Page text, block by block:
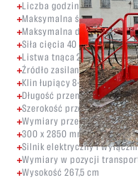
Liczba godzin pracy silnika
Maksymalna średnica kłody
Maksymalna długość
Siła cięcia 40 ton
Listwa tnąca 25"
Źródło zasilania PTO,
Klin łupiący 8-częściowy
Długość przenośnika
Szerokość przenośnika
Wymiary przenośnika
300 x 2850 mm
Silnik elektryczny i
Wymiary w pozycji
Wysokość 267,5 cm